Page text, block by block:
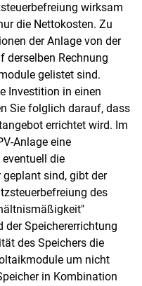
wirksam
die Nettokosten. Zu
der Anlage von der
derselben Rechnung
gelistet sind.
Investition in einen
Sie folglich darauf, dass
errichtet wird. Im
Anlage eine
die
sind, gibt der
des
der Speichererrichtung
des Speichers die
um nicht
in Kombination